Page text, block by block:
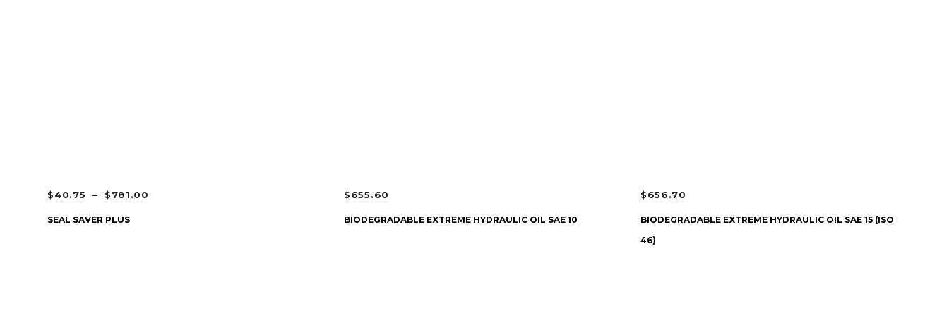
$40.75 – $781.00
CHOIX DES OPTIONS
SEAL SAVER PLUS
$655.60
AJOUTER AU PANIER
BIODEGRADABLE EXTREME HYDRAULIC OIL SAE 10
$656.70
AJOUTER AU PANIER
BIODEGRADABLE EXTREME HYDRAULIC OIL SAE 15 (ISO
46)